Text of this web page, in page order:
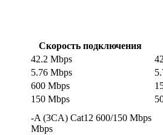
Скорость подключения
42.2 Mbps
5.76 Mbps
600 Mbps
150 Mbps
-A (3CA) Cat12 600/150 Mbps
Mbps